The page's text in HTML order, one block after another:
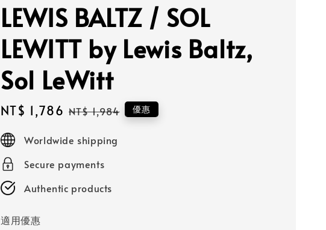
LEWIS BALTZ / SOL
LEWITT by Lewis Baltz,
Sol LeWitt
Sale
price
NT$ 1,786 Regular
NT$ 1,984 優惠
Worldwide shipping
Secure payments
Authentic products
適用優惠